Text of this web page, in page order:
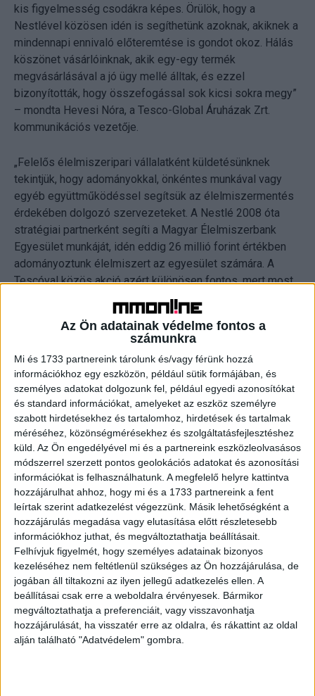
Az Ön adatainak védelme fontos a
számunkra
Mi és 1733 partnereink tárolunk és/vagy férünk hozzá
információkhoz egy eszközön, például sütik formájában, és
személyes adatokat dolgozunk fel, például egyedi azonosítókat
és standard információkat, amelyeket az eszköz személyre
szabott hirdetésekhez és tartalomhoz, hirdetések és tartalmak
méréséhez, közönségmérésekhez és szolgáltatásfejlesztéshez
küld. Az Ön engedélyével mi és a partnereink eszközleolvasásos
módszerrel szerzett pontos geolokációs adatokat és azonosítási
információkat is felhasználhatunk. A megfelelő helyre kattintva
hozzájárulhat ahhoz, hogy mi és a 1733 partnereink a fent
leírtak szerint adatkezelést végezzünk. Másik lehetőségként a
hozzájárulás megadása vagy elutasítása előtt részletesebb
információkhoz juthat, és megváltoztathatja beállításait.
Felhívjuk figyelmét, hogy személyes adatainak bizonyos
kezeléséhez nem feltétlenül szükséges az Ön hozzájárulása, de
jogában áll tiltakozni az ilyen jellegű adatkezelés ellen. A
beállításai csak erre a weboldalra érvényesek. Bármikor
megváltoztathatja a preferenciáit, vagy visszavonhatja
hozzájárulását, ha visszatér erre az oldalra, és rákattint az oldal
alján található "Adatvédelem" gombra.
kis figyelmesség csodákra képes. Örülök, hogy a
Nestlével közösen idén is segíthetünk azoknak, akiknek a
mindennapi ennivaló előteremtése is gondot okoz. Hálás
köszönet vásárlóinknak, akik egy-egy termék
megvásárlásával a jó ügy mellé álltak, és ezzel
bizonyították, hogy összefogással sok kicsi sokra megy”
– mondta Hevesi Nóra, a Tesco-Global Áruházak Zrt.
kommunikációs vezetője.
„Felelős élelmiszeripari vállalatként küldetésünknek
tekintjük, hogy adományokkal, önkéntes munkával vagy
egyéb együttműködéssel segítsük az élelmiszermentés
érdekében dolgozó szervezeteket. A Nestlé 2008 óta
stratégiai partnerként segíti a Magyar Élelmiszerbank
Egyesület munkáját, idén eddig 26 millió forint értékben
adományoztunk élelmiszert az egyesület számára. A
Tescóval közös akció azért különösen fontos, mert most
az élelmiszer-adományokon túl pénzt is fel tudunk
ajánlani az Élelmiszerbanknak, amit ők elsősorban
működési költségeikre, a mentett élelmiszercsomagok
Nagyon hálásak vagyunk fogyasztóinknak, akik termékeink
megvásárlásával támogatták ezt a fontos ügyet” – mondta
Tompa Gábor, a Nestlé Hungária vállalati kommunikációs
igazgatója.
A Tesco és a Nestlé évek óta az Élelmiszerbank
stratégiai partnereként vesz részt az élelmiszer-pazarlás
elleni küzdelemben. Közel 200 Tesco áruházból jelenleg
több mint 180-ban folyik napi szintű élelmiszermentés,
melynek célja az élelmiszer-felesleg mennyiségének
csökkentése, és a rászorulók támogatása. A programban
részt vevő áruházak az elmúlt évben 3744 tonna
élelmiszer-felesleget adtak át helyi karitatív
szervezeteknek, ami több mint 9,3 millió adag ételt jelent
a nélkülözőknek. A Nestlé 2021-ben eddig 26 millió forint
értékben juttatott el élelmiszert az Élelmiszerbankhoz.